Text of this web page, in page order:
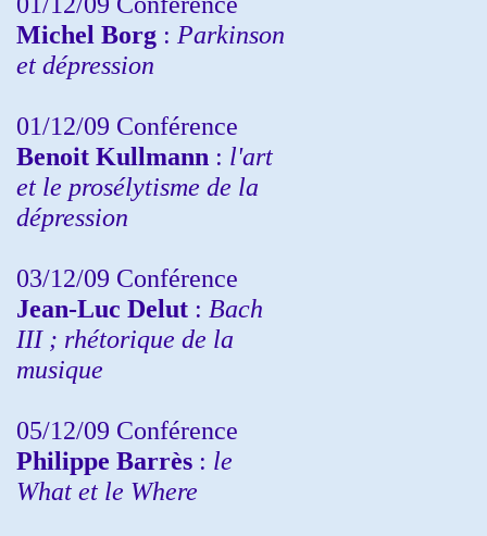
Michel Borg : Parkinson
et dépression
01/12/09 Conférence
Benoit Kullmann : l'art
et le prosélytisme de la
dépression
03/12/09 Conférence
Jean-Luc Delut : Bach
III ; rhétorique de la
musique
05/12/09 Conférence
Philippe Barrès : le
What et le Where